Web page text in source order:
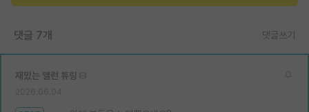
댓글 7개 댓글쓰기
재밌는 앨런 튜링